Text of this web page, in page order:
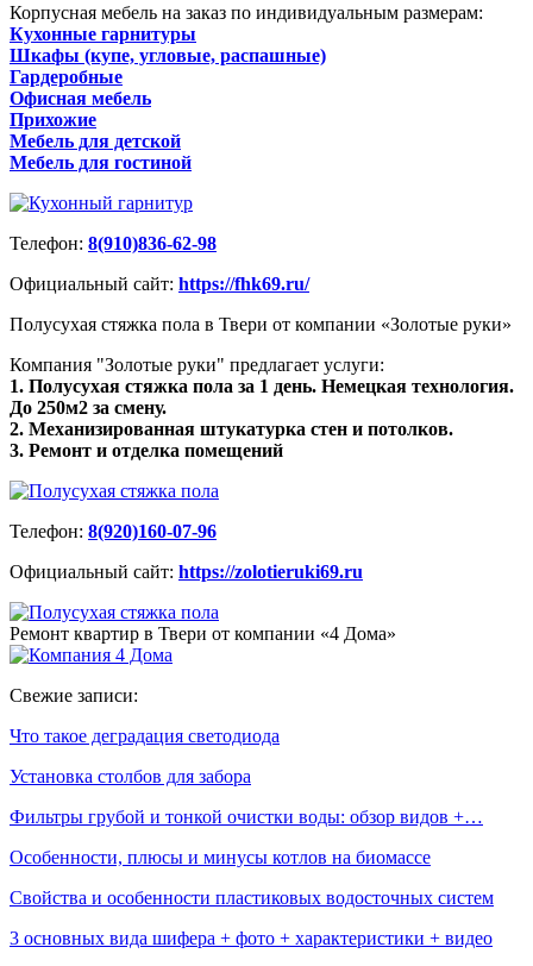
Корпусная мебель на заказ по индивидуальным размерам:
Кухонные гарнитуры
Шкафы (купе, угловые, распашные)
Гардеробные
Офисная мебель
Прихожие
Мебель для детской
Мебель для гостиной
Телефон: 8(910)836-62-98
Официальный сайт: https://fhk69.ru/
Полусухая стяжка пола в Твери от компании «Золотые руки»
Компания "Золотые руки" предлагает услуги:
1. Полусухая стяжка пола за 1 день. Немецкая технология.
До 250м2 за смену.
2. Механизированная штукатурка стен и потолков.
3. Ремонт и отделка помещений
Телефон: 8(920)160-07-96
Официальный сайт: https://zolotieruki69.ru
Ремонт квартир в Твери от компании «4 Дома»
Свежие записи:
Что такое деградация светодиода
Установка столбов для забора
Фильтры грубой и тонкой очистки воды: обзор видов +…
Особенности, плюсы и минусы котлов на биомассе
Свойства и особенности пластиковых водосточных систем
3 основных вида шифера + фото + характеристики + видео